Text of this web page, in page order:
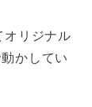
リジナル
かしてい